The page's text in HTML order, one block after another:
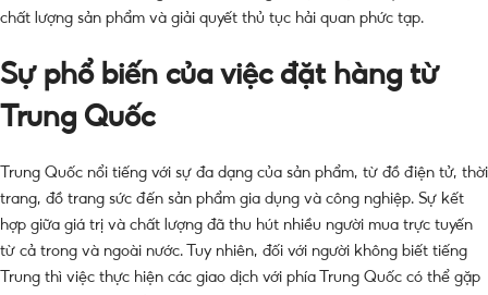
chất lượng sản phẩm và giải quyết thủ tục hải quan phức tạp.
Sự phổ biến của việc đặt hàng từ
Trung Quốc
Trung Quốc nổi tiếng với sự đa dạng của sản phẩm, từ đồ điện tử, thời
trang, đồ trang sức đến sản phẩm gia dụng và công nghiệp. Sự kết
hợp giữa giá trị và chất lượng đã thu hút nhiều người mua trực tuyến
từ cả trong và ngoài nước. Tuy nhiên, đối với người không biết tiếng
Trung thì việc thực hiện các giao dịch với phía Trung Quốc có thể gặp